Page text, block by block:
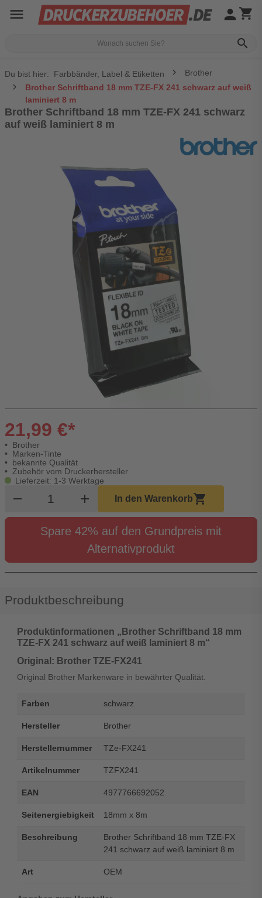
menu
search
person shopping_cart
Du bist hier: Farbbänder, Label & Etiketten
Brother
Brother Schriftband 18 mm TZE-FX 241 schwarz auf weiß
laminiert 8 m
Brother Schriftband 18 mm TZE-FX 241 schwarz
auf weiß laminiert 8 m
21,99 €*
Brother
Marken-Tinte
bekannte Qualität
Zubehör vom Druckerhersteller
Lieferzeit: 1-3 Werktage
remove Produkt Warenkorb Menge
add In den Warenkorbshopping_cart
Spare 42% auf den Grundpreis mit
Alternativprodukt
Produktbeschreibung
Produktinformationen „Brother Schriftband 18 mm
TZE-FX 241 schwarz auf weiß laminiert 8 m“
Original: Brother TZE-FX241
Original Brother Markenware in bewährter Qualität.
Farben schwarz
Hersteller Brother
Herstellernummer TZe-FX241
Artikelnummer TZFX241
EAN 4977766692052
Seitenergiebigkeit 18mm x 8m
Beschreibung
Brother Schriftband 18 mm TZE-FX
241 schwarz auf weiß laminiert 8 m
Art OEM